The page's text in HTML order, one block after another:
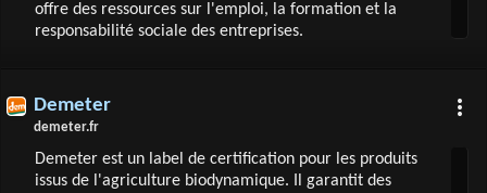
offre des ressources sur l'emploi, la formation et la
responsabilité sociale des entreprises.
Demeter
demeter.fr
Demeter est un label de certification pour les produits
issus de l'agriculture biodynamique. Il garantit des